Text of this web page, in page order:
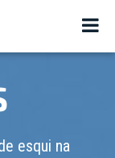
esqui na